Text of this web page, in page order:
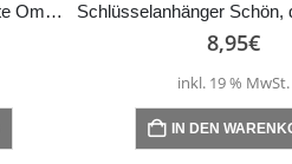
Schlüsselanhänger Für die beste Oma…
8,95€
inkl. 19 % MwSt.
IN DEN